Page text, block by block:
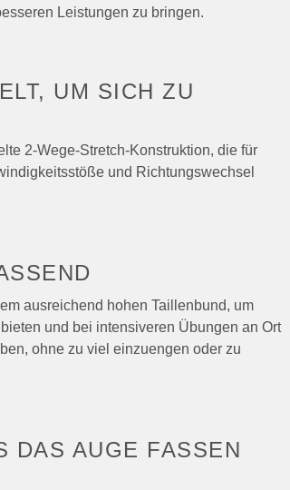
Leistungen zu bringen.
UM SICH ZU
2-Wege-Stretch-Konstruktion, die für
und Richtungswechsel
ausreichend hohen Taillenbund, um
und bei intensiveren Übungen an Ort
ohne zu viel einzuengen oder zu
DAS AUGE FASSEN